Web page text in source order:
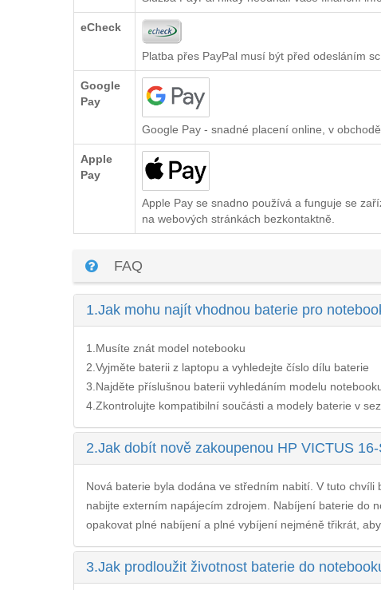
eCheck
Platba přes PayPal musí být před odesláním
Google
Pay
Google Pay - snadné placení online, v
Apple
Pay
Apple Pay se snadno používá a funguje se
na webových stránkách bezkontaktně.
FAQ
1.Jak mohu najít vhodnou baterie pro
1.Musíte znát model notebooku
2.Vyjměte baterii z laptopu a vyhledejte číslo dílu baterie
3.Najděte příslušnou baterii vyhledáním modelu
4.Zkontrolujte kompatibilní součásti a modely baterie v
2.Jak dobít nově zakoupenou HP VICTUS
Nová baterie byla dodána ve středním nabití. V tuto
nabijte externím napájecím zdrojem. Nabíjení baterie do
opakovat plné nabíjení a plné vybíjení nejméně třikrát,
3.Jak prodloužit životnost baterie do